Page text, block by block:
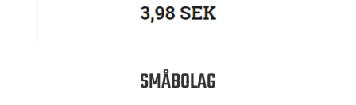
SMÅBOLAG